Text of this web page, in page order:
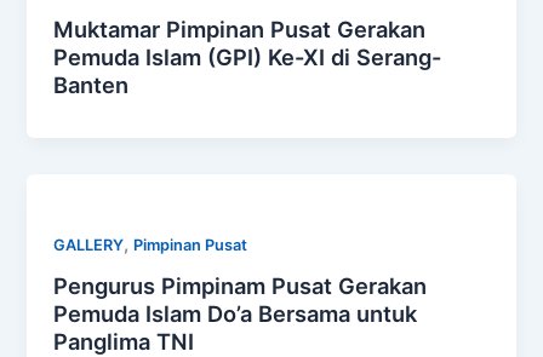
Muktamar Pimpinan Pusat Gerakan
Pemuda Islam (GPI) Ke-XI di Serang-
Banten
GALLERY, Pimpinan Pusat
Pengurus Pimpinam Pusat Gerakan
Pemuda Islam Do’a Bersama untuk
Panglima TNI